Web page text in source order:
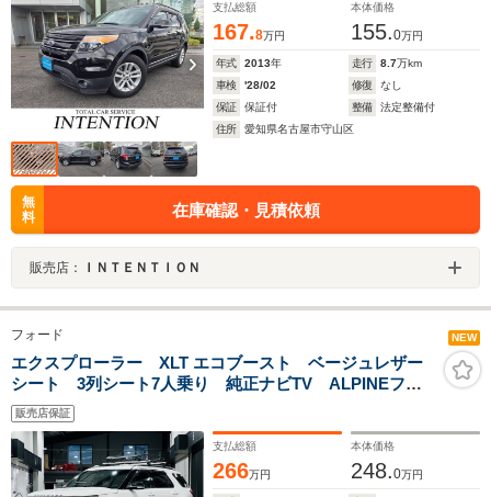
支払総額
167.8万円
本体価格
155.0万円
年式 2013年 走行 8.7万km
車検
'28/02 修復
なし
保証
保証付 整備
法定整備付
住所
愛知県名古屋市守山区
無
料
在庫確認・見積依頼
販売店： ＩＮＴＥＮＴＩＯＮ
フォード NEW
エクスプローラー XLT エコブースト ベージュレザー
シート 3列シート7人乗り 純正ナビTV ALPINEフリ
ップダウンモニター DVDデッキ バックカメラ 純正
AW ルーフキャリア スマートキー プッシュスタート
販売店保証
支払総額
266万円
本体価格
248.0万円